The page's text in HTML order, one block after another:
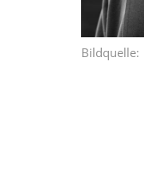
Bildquelle